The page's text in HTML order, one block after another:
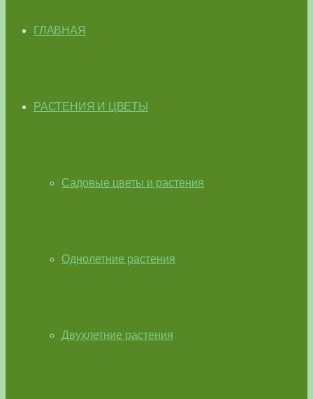
ГЛАВНАЯ
РАСТЕНИЯ И ЦВЕТЫ
Садовые цветы и растения
Однолетние растения
Двухлетние растения